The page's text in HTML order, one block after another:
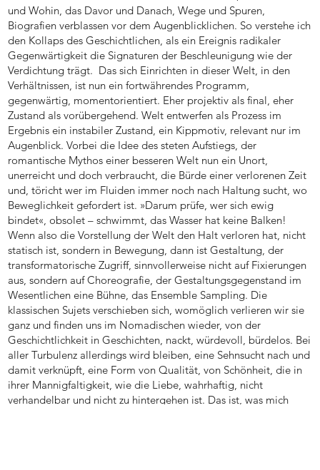
und Wohin, das Davor und Danach, Wege und Spuren,
Biografien verblassen vor dem Augenblicklichen. So verstehe ich
den Kollaps des Geschichtlichen, als ein Ereignis radikaler
Gegenwärtigkeit die Signaturen der Beschleunigung wie der
Verdichtung trägt. Das sich Einrichten in dieser Welt, in den
Verhältnissen, ist nun ein fortwährendes Programm,
gegenwärtig, momentorientiert. Eher projektiv als final, eher
Zustand als vorübergehend. Welt entwerfen als Prozess im
Ergebnis ein instabiler Zustand, ein Kippmotiv, relevant nur im
Augenblick. Vorbei die Idee des steten Aufstiegs, der
romantische Mythos einer besseren Welt nun ein Unort,
unerreicht und doch verbraucht, die Bürde einer verlorenen Zeit
und, töricht wer im Fluiden immer noch nach Haltung sucht, wo
Beweglichkeit gefordert ist. »Darum prüfe, wer sich ewig
bindet«, obsolet – schwimmt, das Wasser hat keine Balken!
Wenn also die Vorstellung der Welt den Halt verloren hat, nicht
statisch ist, sondern in Bewegung, dann ist Gestaltung, der
transformatorische Zugriff, sinnvollerweise nicht auf Fixierungen
aus, sondern auf Choreografie, der Gestaltungsgegenstand im
Wesentlichen eine Bühne, das Ensemble Sampling. Die
klassischen Sujets verschieben sich, womöglich verlieren wir sie
ganz und finden uns im Nomadischen wieder, von der
Geschichtlichkeit in Geschichten, nackt, würdevoll, bürdelos. Bei
aller Turbulenz allerdings wird bleiben, eine Sehnsucht nach und
damit verknüpft, eine Form von Qualität, von Schönheit, die in
ihrer Mannigfaltigkeit, wie die Liebe, wahrhaftig, nicht
verhandelbar und nicht zu hintergehen ist. Das ist, was mich